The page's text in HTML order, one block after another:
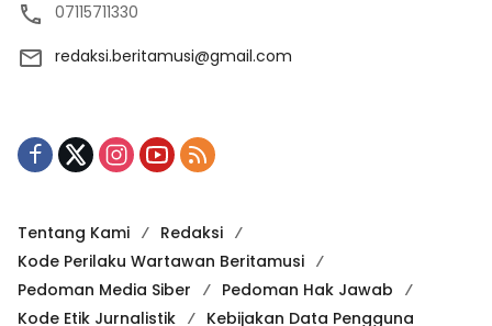
07115711330
redaksi.beritamusi@gmail.com
Tentang Kami
Redaksi
Kode Perilaku Wartawan Beritamusi
Pedoman Media Siber
Pedoman Hak Jawab
Kode Etik Jurnalistik
Kebijakan Data Pengguna